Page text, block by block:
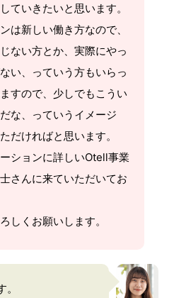
ていきたいと思います。
は新しい働き方なので、
ない方とか、実際にやっ
い、っていう方もいらっ
すので、少しでもこうい
な、っていうイメージ
だければと思います。
ションに詳しいOtell事業
さんに来ていただいてお
しくお願いします。